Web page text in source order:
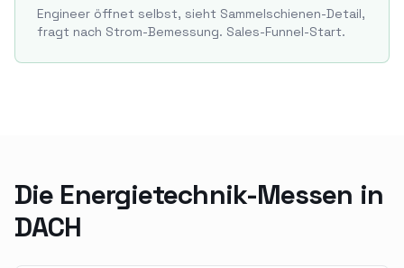
Engineer öffnet selbst, sieht Sammelschienen-Detail,
fragt nach Strom-Bemessung. Sales-Funnel-Start.
Die Energietechnik-Messen in
DACH